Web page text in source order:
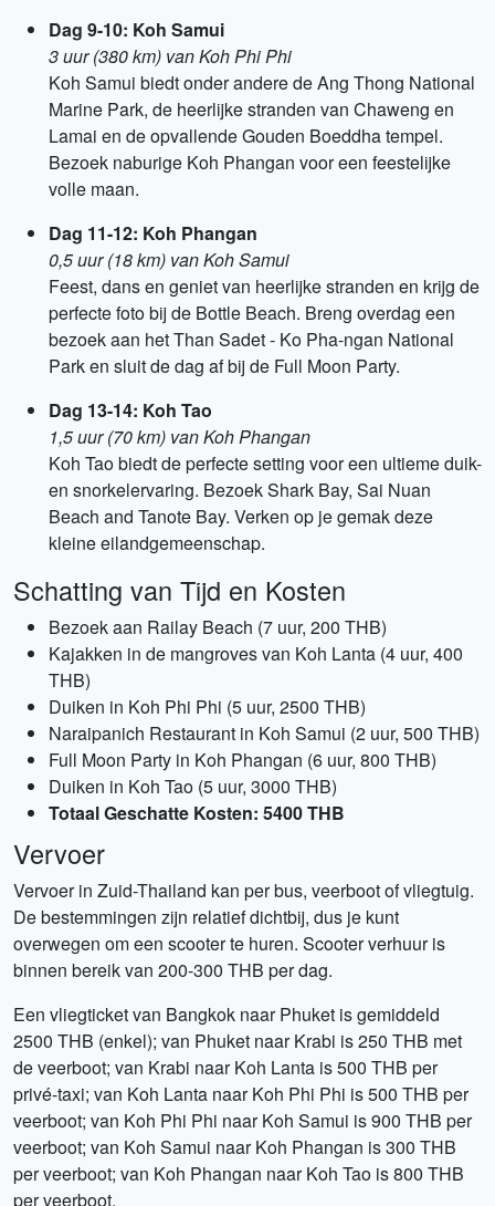
Dag 9-10: Koh Samui
3 uur (380 km) van Koh Phi Phi
Koh Samui biedt onder andere de Ang Thong National
Marine Park, de heerlijke stranden van Chaweng en
Lamai en de opvallende Gouden Boeddha tempel.
Bezoek naburige Koh Phangan voor een feestelijke
volle maan.
Dag 11-12: Koh Phangan
0,5 uur (18 km) van Koh Samui
Feest, dans en geniet van heerlijke stranden en krijg de
perfecte foto bij de Bottle Beach. Breng overdag een
bezoek aan het Than Sadet - Ko Pha-ngan National
Park en sluit de dag af bij de Full Moon Party.
Dag 13-14: Koh Tao
1,5 uur (70 km) van Koh Phangan
Koh Tao biedt de perfecte setting voor een ultieme duik-
en snorkelervaring. Bezoek Shark Bay, Sai Nuan
Beach and Tanote Bay. Verken op je gemak deze
kleine eilandgemeenschap.
Schatting van Tijd en Kosten
Bezoek aan Railay Beach (7 uur, 200 THB)
Kajakken in de mangroves van Koh Lanta (4 uur, 400
THB)
Duiken in Koh Phi Phi (5 uur, 2500 THB)
Naraipanich Restaurant in Koh Samui (2 uur, 500 THB)
Full Moon Party in Koh Phangan (6 uur, 800 THB)
Duiken in Koh Tao (5 uur, 3000 THB)
Totaal Geschatte Kosten: 5400 THB
Vervoer
Vervoer in Zuid-Thailand kan per bus, veerboot of vliegtuig.
De bestemmingen zijn relatief dichtbij, dus je kunt
overwegen om een scooter te huren. Scooter verhuur is
binnen bereik van 200-300 THB per dag.
Een vliegticket van Bangkok naar Phuket is gemiddeld
2500 THB (enkel); van Phuket naar Krabi is 250 THB met
de veerboot; van Krabi naar Koh Lanta is 500 THB per
privé-taxi; van Koh Lanta naar Koh Phi Phi is 500 THB per
veerboot; van Koh Phi Phi naar Koh Samui is 900 THB per
veerboot; van Koh Samui naar Koh Phangan is 300 THB
per veerboot; van Koh Phangan naar Koh Tao is 800 THB
per veerboot.